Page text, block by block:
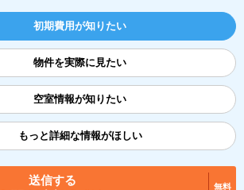
初期費用が知りたい
物件を実際に見たい
空室情報が知りたい
もっと詳細な情報がほしい
送信する
無料